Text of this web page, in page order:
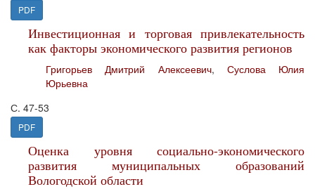
PDF
Инвестиционная и торговая привлекательность
как факторы экономического развития регионов
Григорьев Дмитрий Алексеевич, Суслова Юлия
Юрьевна
С. 47-53
PDF
Оценка уровня социально-экономического
развития муниципальных образований
Вологодской области